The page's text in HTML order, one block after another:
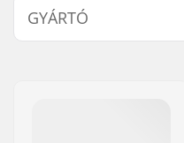
GYÁRTÓ